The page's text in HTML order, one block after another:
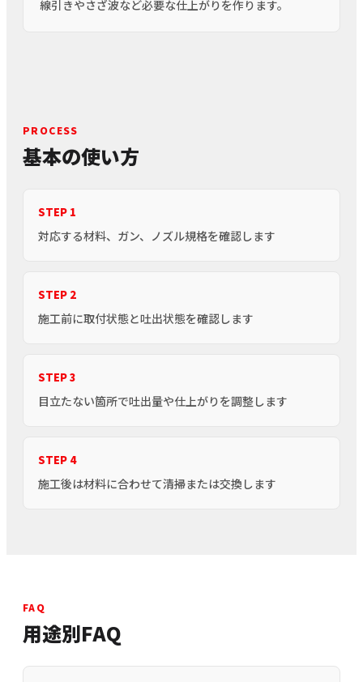
線引きやさざ波など必要な仕上がりを作ります。
PROCESS
基本の使い方
STEP 1
対応する材料、ガン、ノズル規格を確認します
STEP 2
施工前に取付状態と吐出状態を確認します
STEP 3
目立たない箇所で吐出量や仕上がりを調整します
STEP 4
施工後は材料に合わせて清掃または交換します
FAQ
用途別FAQ